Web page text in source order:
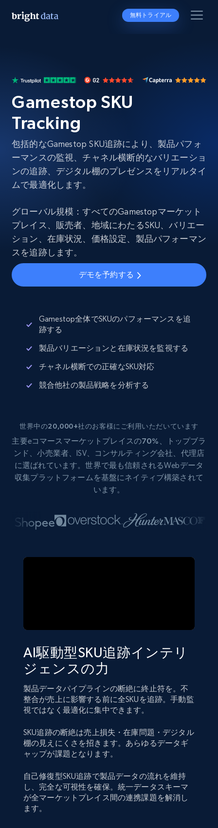
無料トライアル
Gamestop SKU
Tracking
包括的なGamestop SKU追跡により、製品パフォ
ーマンスの監視、チャネル横断的なバリエーショ
ンの追跡、デジタル棚のプレゼンスをリアルタイ
ムで最適化します。
グローバル規模：すべてのGamestopマーケット
プレイス、販売者、地域にわたるSKU、バリエー
ション、在庫状況、価格設定、製品パフォーマン
スを追跡します。
デモを予約する
Gamestop全体でSKUのパフォーマンスを追
跡する
製品バリエーションと在庫状況を監視する
チャネル横断での正確なSKU対応
競合他社の製品戦略を分析する
世界中の20,000+社のお客様にご利用いただいています
主要eコマース マーケットプレイスの70% 、トップブラ
ンド、小売業者、ISV、コンサルティング会社、代理店
に選ばれています。世界で最も信頼されるWebデータ
収集プラットフォームを基盤にネイティブ構築されて
います。
AI駆動型SKU追跡インテリ
ジェンスの力
製品データパイプラインの断絶に終止符を。不
整合が売上に影響する前に全SKUを追跡。手動監
視ではなく最適化に集中できます。
SKU追跡の断絶は売上損失・在庫問題・デジタル
棚の見えにくさを招きます。あらゆるデータギ
ャップが課題となります。
自己修復型SKU追跡で製品データの流れを維持
し、完全な可視性を確保。統一データスキーマ
が全マーケットプレイス間の連携課題を解消し
ます。